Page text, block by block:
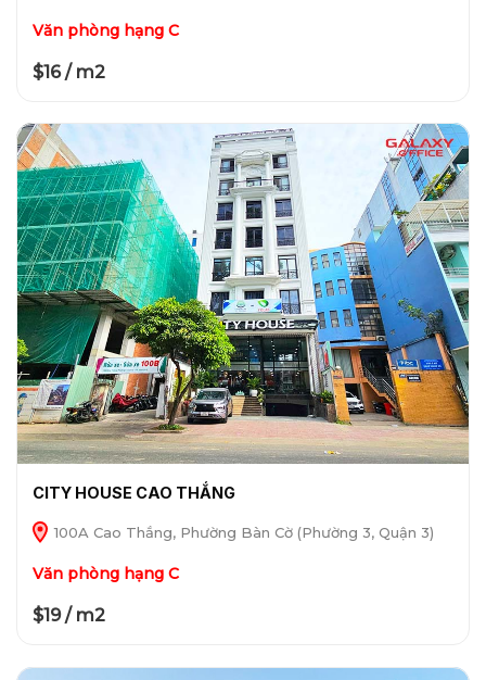
Văn phòng hạng C
$16 / m2
CITY HOUSE CAO THẮNG
100A Cao Thắng, Phường Bàn Cờ (Phường 3, Quận 3)
Văn phòng hạng C
$19 / m2